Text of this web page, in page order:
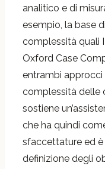
analitico e di
esempio, la base
complessità quali
Oxford Case
entrambi
complessità delle
sostiene
che ha quindi
sfaccettature ed è
definizione degli